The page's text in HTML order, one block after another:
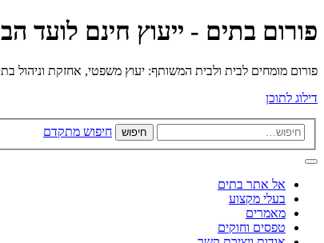
פורום בתים - ייעוץ חינם לועד
פורום מומחים לבית ולבית המשותף: יעוץ משפטי, אחזקת וניהול
דילוג לתוכן
חיפוש חיפוש מתקדם
אל אתר בתים
בעלי מקצוע
מאמרים
טפסים וחוקים